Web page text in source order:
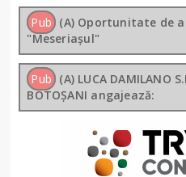
Pub (A) Oportunitate de
"Meseriașul"
Pub (A) LUCA DAMILANO
BOTOȘANI angajează: